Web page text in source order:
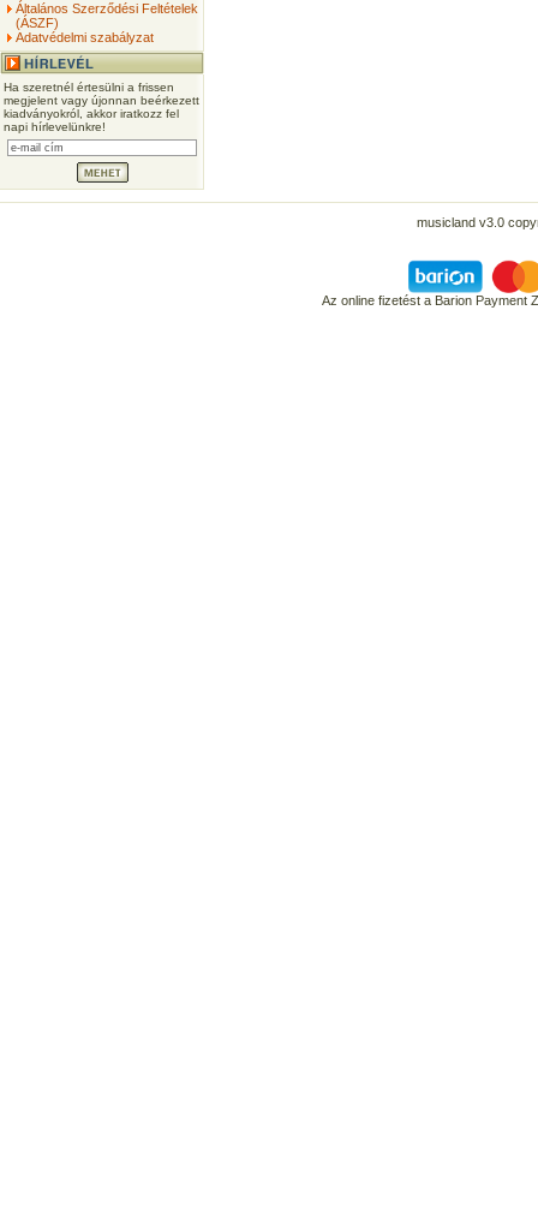
Általános Szerződési Feltételek
(ÁSZF)
Adatvédelmi szabályzat
Ha szeretnél értesülni a frissen
megjelent vagy újonnan beérkezett
kiadványokról, akkor iratkozz fel
napi hírlevelünkre!
musicland v3.0
Az online fizetést a Barion Payment